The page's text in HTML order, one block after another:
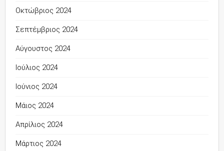
Οκτώβριος 2024
Σεπτέμβριος 2024
Αύγουστος 2024
Ιούλιος 2024
Ιούνιος 2024
Μάιος 2024
Απρίλιος 2024
Μάρτιος 2024